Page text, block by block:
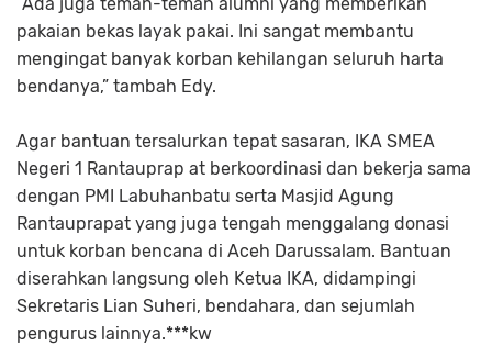
“Ada juga teman-teman alumni yang memberikan
pakaian bekas layak pakai. Ini sangat membantu
mengingat banyak korban kehilangan seluruh harta
bendanya,” tambah Edy.
Agar bantuan tersalurkan tepat sasaran, IKA SMEA
Negeri 1 Rantauprap at berkoordinasi dan bekerja sama
dengan PMI Labuhanbatu serta Masjid Agung
Rantauprapat yang juga tengah menggalang donasi
untuk korban bencana di Aceh Darussalam. Bantuan
diserahkan langsung oleh Ketua IKA, didampingi
Sekretaris Lian Suheri, bendahara, dan sejumlah
pengurus lainnya.***kw